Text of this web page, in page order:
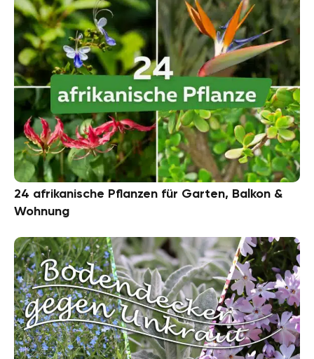
24 afrikanische Pflanzen für Garten, Balkon &
Wohnung